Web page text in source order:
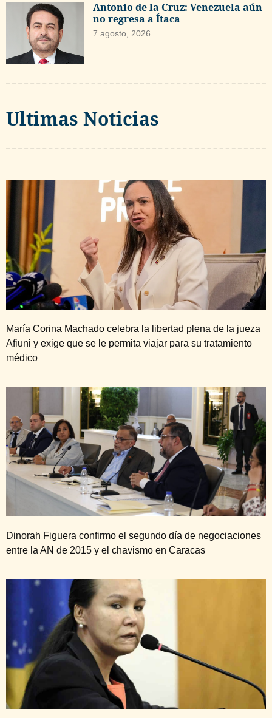
Antonio de la Cruz: Venezuela aún
no regresa a Ítaca
7 agosto, 2026
Ultimas Noticias
María Corina Machado celebra la libertad plena de la jueza
Afiuni y exige que se le permita viajar para su tratamiento
médico
Dinorah Figuera confirmo el segundo día de negociaciones
entre la AN de 2015 y el chavismo en Caracas